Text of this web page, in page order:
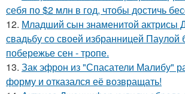
себя по $2 млн в год, чтобы достичь
12. Младший сын знаменитой актрисы
свадьбу со своей избранницей Паулой
побережье сен - тропе.
13. Зак эфрон из "Спасатели Малибу"
форму и отказался её возвращать!